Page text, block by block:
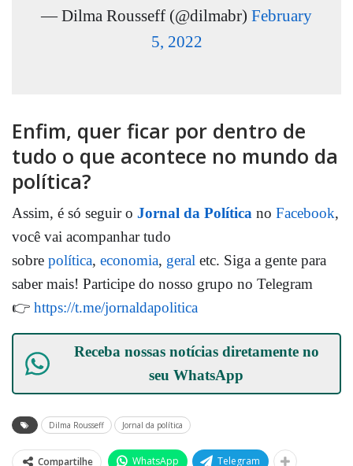
— Dilma Rousseff (@dilmabr) February
5, 2022
Enfim, quer ficar por dentro de
tudo o que acontece no mundo da
política?
Assim, é só seguir o Jornal da Política no Facebook,
você vai acompanhar tudo
sobre política, economia, geral etc. Siga a gente para
saber mais! Participe do nosso grupo no Telegram
👉 https://t.me/jornaldapolitica
Receba nossas notícias diretamente no
seuWhatsApp
Dilma Rousseff Jornal da política
Compartilhe WhatsApp Telegram